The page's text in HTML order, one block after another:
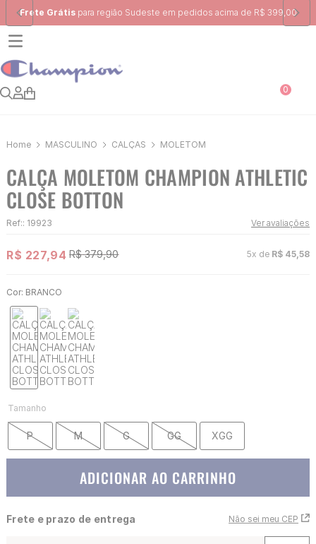
Ganhe 10% na primeira compra, utilizando o cupom: PRIMEIRA10
0
MASCULINO CALÇAS MOLETOM
CALÇA MOLETOM CHAMPION ATHLETIC
CLOSE BOTTON
Ref:: 19923 Ver avaliações
R$ 227,94 R$ 379,90 5x de R$ 45 ,58
Cor: BRANCO
Tamanho
P M G GG XGG
ADICIONAR AO CARRINHO
Frete e prazo de entrega Não sei meu CEP